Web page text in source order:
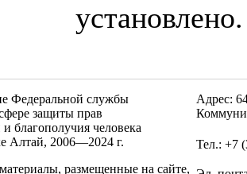
установлено.
Федеральной службы
защиты прав
благополучия человека
Алтай, 2006—2024 г.
размещенные на сайте,
Адрес:
Тел.: +7